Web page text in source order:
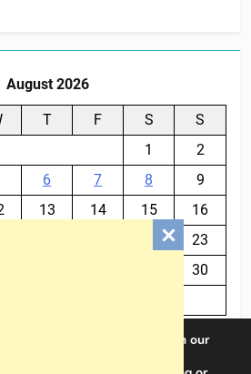
August 2026
T F S
S
1
2
6 7 8
9
13 14 15
16
23
30
you the best experience on our